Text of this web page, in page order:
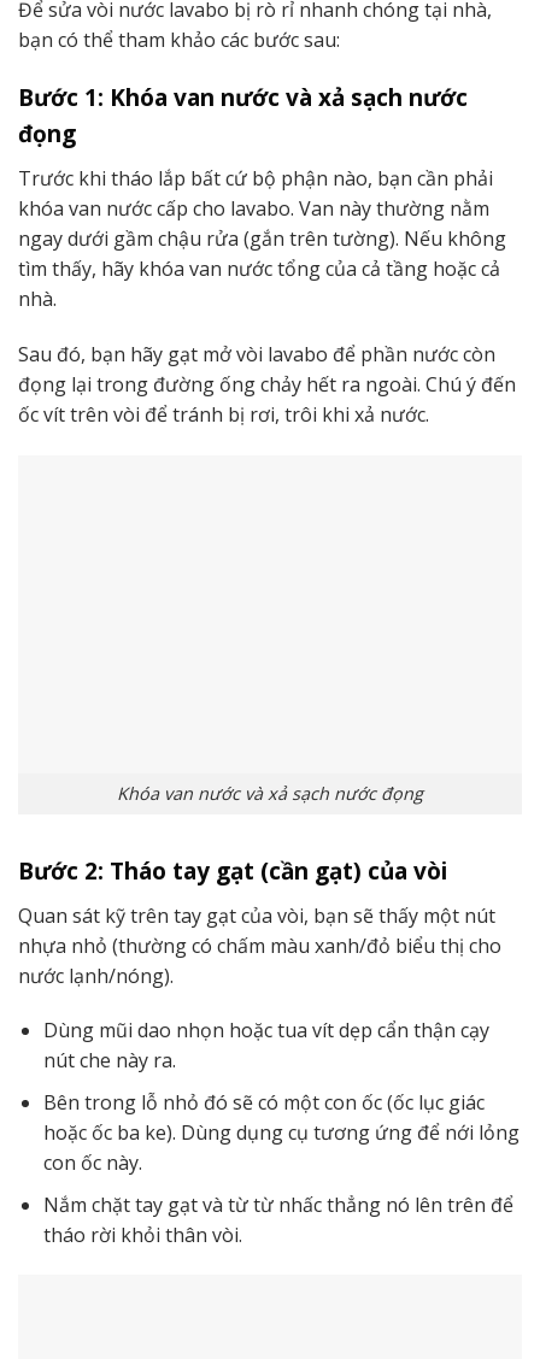
Để sửa vòi nước lavabo bị rò rỉ nhanh chóng tại nhà,
bạn có thể tham khảo các bước sau:
Bước 1: Khóa van nước và xả sạch nước
đọng
Trước khi tháo lắp bất cứ bộ phận nào, bạn cần phải
khóa van nước cấp cho lavabo. Van này thường nằm
ngay dưới gầm chậu rửa (gắn trên tường). Nếu không
tìm thấy, hãy khóa van nước tổng của cả tầng hoặc cả
nhà.
Sau đó, bạn hãy gạt mở vòi lavabo để phần nước còn
đọng lại trong đường ống chảy hết ra ngoài. Chú ý đến
ốc vít trên vòi để tránh bị rơi, trôi khi xả nước.
Khóa van nước và xả sạch nước đọng
Bước 2: Tháo tay gạt (cần gạt) của vòi
Quan sát kỹ trên tay gạt của vòi, bạn sẽ thấy một nút
nhựa nhỏ (thường có chấm màu xanh/đỏ biểu thị cho
nước lạnh/nóng).
Dùng mũi dao nhọn hoặc tua vít dẹp cẩn thận cạy
nút che này ra.
Bên trong lỗ nhỏ đó sẽ có một con ốc (ốc lục giác
hoặc ốc ba ke). Dùng dụng cụ tương ứng để nới lỏng
con ốc này.
Nắm chặt tay gạt và từ từ nhấc thẳng nó lên trên để
tháo rời khỏi thân vòi.